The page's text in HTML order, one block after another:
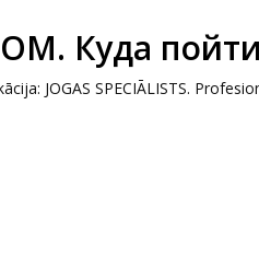
Куда пойти
JOGAS SPECIĀLISTS.